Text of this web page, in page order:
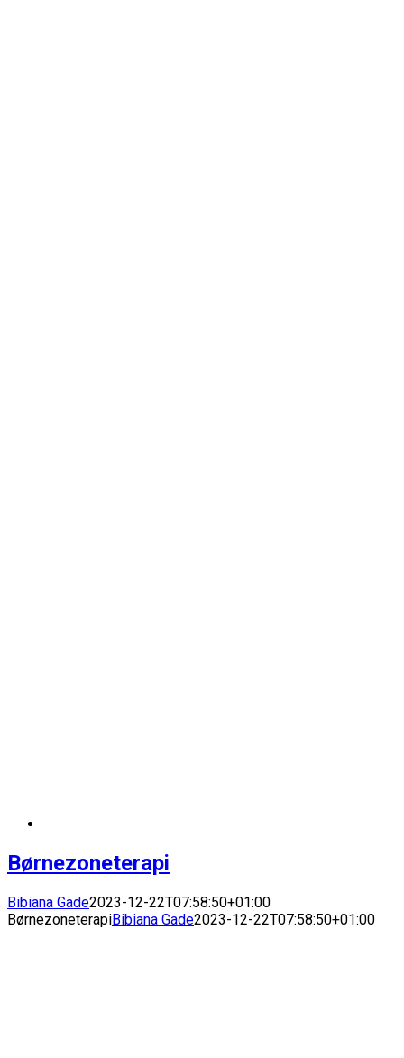
Børnezoneterapi
Bibiana Gade2023-12-22T07:58:50+01:00
BørnezoneterapiBibiana Gade2023-12-22T07:58:50+01:00